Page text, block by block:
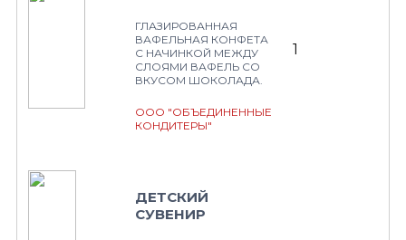
ГЛАЗИРОВАННАЯ
ВАФЕЛЬНАЯ КОНФЕТА
С НАЧИНКОЙ МЕЖДУ
СЛОЯМИ ВАФЕЛЬ СО
ВКУСОМ ШОКОЛАДА.
ООО "ОБЪЕДИНЕННЫЕ
КОНДИТЕРЫ"
1
ДЕТСКИЙ
СУВЕНИР